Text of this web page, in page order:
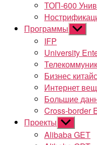
ТОП-600
Программы
подменю
IFP
University
Бизнес
Интернет
Большие
Cross-border
Проекты Показывать
подменю
Alibaba GET